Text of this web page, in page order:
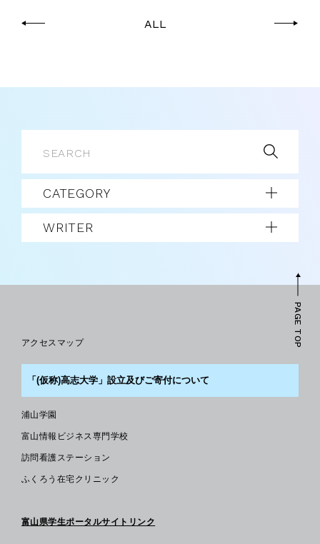
ALL
CATEGORY
WRITER
アクセスマップ
「(仮称)高志大学」設立及びご寄付について
浦山学園
富山情報ビジネス専門学校
訪問看護ステーション
ふくろう在宅クリニック
富山県学生ポータルサイトリンク
PAGE TOP